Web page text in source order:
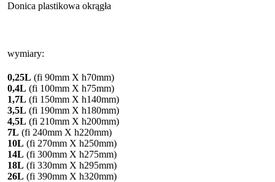
Donica plastikowa okrągła
wymiary:
0,25L (fi 90mm X h70mm)
0,4L (fi 100mm X h75mm)
1,7L (fi 150mm X h140mm)
3,5L (fi 190mm X h180mm)
4,5L (fi 210mm X h200mm)
7L (fi 240mm X h220mm)
10L (fi 270mm X h250mm)
14L (fi 300mm X h275mm)
18L (fi 330mm X h295mm)
26L (fi 390mm X h320mm)